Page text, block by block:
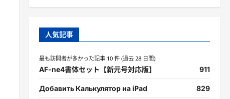
人気記事
最も訪問者が多かった記事 10 件 (過去 28 日間)
AF-ne4書体セット【新元号対応版】 911
Добавить Калькулятор на iPad 829